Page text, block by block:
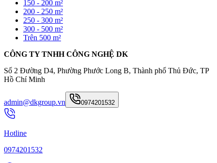
150 - 200 m²
200 - 250 m²
250 - 300 m²
300 - 500 m²
Trên 500 m²
CÔNG TY TNHH CÔNG NGHỆ DK
Số 2 Đường D4, Phường Phước Long B, Thành phố Thủ Đức, TP
Hồ Chí Minh
admin@dkgroup.vn 0974201532
Hotline
0974201532